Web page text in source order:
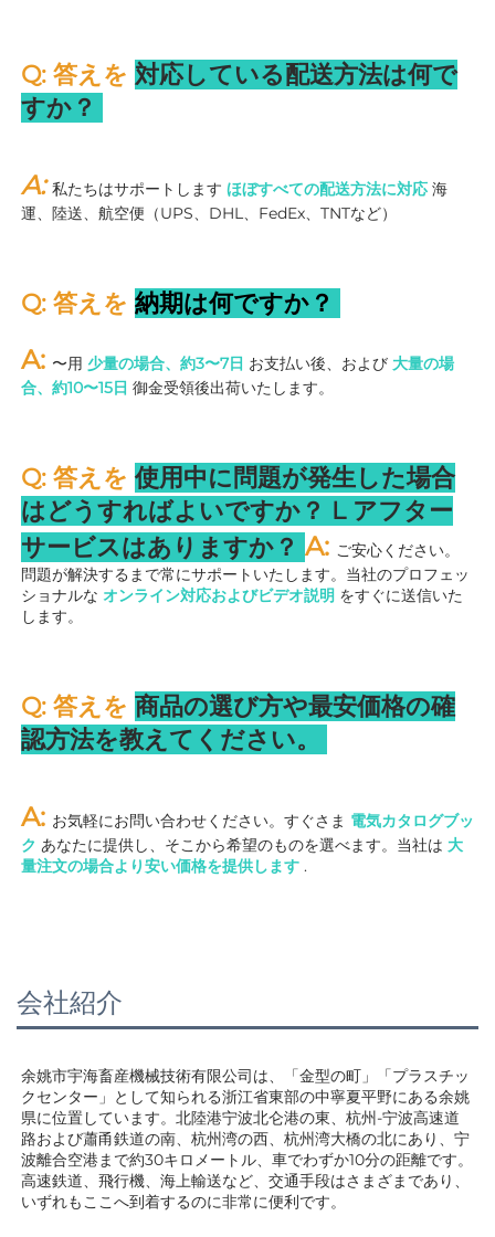
Q: 答えを 対応している配送方法は何で
すか？
A: 私たちはサポートします ほぼすべての配送方法に対応 海
運、陸送、航空便（UPS、DHL、FedEx、TNTなど）
Q: 答えを 納期は何ですか？
A: 〜用 少量の場合、約3〜7日 お支払い後、および 大量の場
合、約10〜15日 御金受領後出荷いたします。
Q: 答えを 使用中に問題が発生した場合
はどうすればよいですか？ L アフター
サービスはありますか？ A: ご安心ください。
問題が解決するまで常にサポートいたします。当社のプロフェッ
ショナルな オンライン対応およびビデオ説明 をすぐに送信いた
します。
Q: 答えを 商品の選び方や最安価格の確
認方法を教えてください。
A: お気軽にお問い合わせください。すぐさま 電気カタログブッ
ク あなたに提供し、そこから希望のものを選べます。当社は 大
量注文の場合より安い価格を提供します .
会社紹介
余姚市宇海畜産機械技術有限公司は、「金型の町」「プラスチッ
クセンター」として知られる浙江省東部の中寧夏平野にある余姚
県に位置しています。北陸港宁波北仑港の東、杭州-宁波高速道
路および蕭甬鉄道の南、杭州湾の西、杭州湾大橋の北にあり、宁
波離合空港まで約30キロメートル、車でわずか10分の距離です。
高速鉄道、飛行機、海上輸送など、交通手段はさまざまであり、
いずれもここへ到着するのに非常に便利です。